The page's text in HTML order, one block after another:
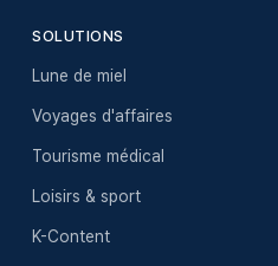
SOLUTIONS
Lune de miel
Voyages d'affaires
Tourisme médical
Loisirs & sport
K-Content